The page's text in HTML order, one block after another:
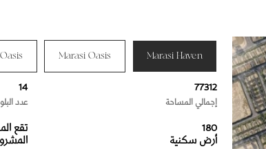
Marasi Haven
Marasi Oasis
77312
إجمالي المساحة
14
عدد
180
أرض سكنية
تقع